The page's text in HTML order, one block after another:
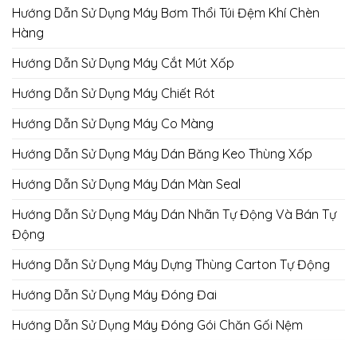
Hướng Dẫn Sử Dụng Máy Bơm Thổi Túi Đệm Khí Chèn
Hàng
Hướng Dẫn Sử Dụng Máy Cắt Mút Xốp
Hướng Dẫn Sử Dụng Máy Chiết Rót
Hướng Dẫn Sử Dụng Máy Co Màng
Hướng Dẫn Sử Dụng Máy Dán Băng Keo Thùng Xốp
Hướng Dẫn Sử Dụng Máy Dán Màn Seal
Hướng Dẫn Sử Dụng Máy Dán Nhãn Tự Động Và Bán Tự
Động
Hướng Dẫn Sử Dụng Máy Dựng Thùng Carton Tự Động
Hướng Dẫn Sử Dụng Máy Đóng Đai
Hướng Dẫn Sử Dụng Máy Đóng Gói Chăn Gối Nệm